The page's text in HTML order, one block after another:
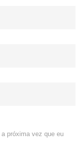
próxima vez que eu